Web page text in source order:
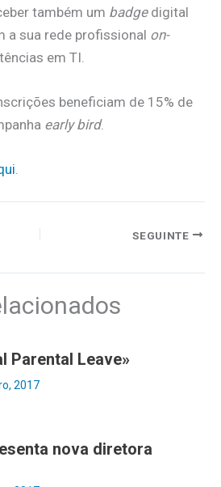
também um badgedigital
a sua rede profissional on-
em TI.
beneficiam de 15% de
early bird.
.
SEGUINTE
Parental Leave»
2017
nova diretora